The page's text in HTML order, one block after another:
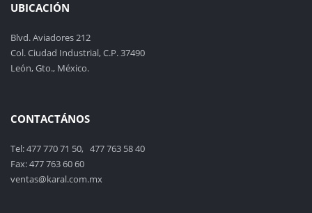
UBICACIÓN
Blvd. Aviadores 212
Col. Ciudad Industrial, C.P. 37490
León, Gto., México.
CONTACTÁNOS
Tel: 477 770 71 50, 477 763 58 40
Fax: 477 763 60 60
ventas@karal.com.mx